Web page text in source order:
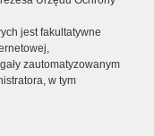
jest fakultatywne
zautomatyzowanym
w tym